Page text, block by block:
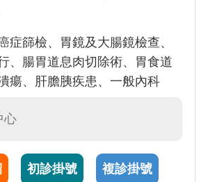
症篩檢、胃鏡及大腸鏡檢查、
、腸胃道息肉切除術、胃食道
瘍、肝膽胰疾患、一般內科
心
初診掛號 複診掛號